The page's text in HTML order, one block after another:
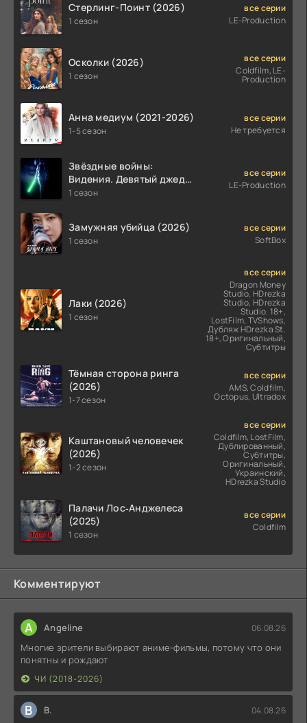
Стерлинг-Поинт (2026)
1 сезон
все серии
LE-Production
Осколки (2026)
1 сезон
все серии
Coldfilm, LE-
Production
Анна медиум (2021-2026)
1-5 сезон
все серии
Не требуется
Звёздные войны:
Видения. Девятый джедай
(2026)
1 сезон
все серии
LE-Production
Замужняя убийца (2026)
1 сезон
все серии
SoftBox
Лаки (2026)
1 сезон
все серии
Dragon Money
Studio, HDrezka
Studio, HDrezka
Studio. 18+,
LostFilm, TVShows,
Дубляж HDrezka St.
18+, Оригинальный,
Субтитры
Тёмная сторона ринга
(2026)
1-7 сезон
все серии
AMS, Coldfilm,
Octopus, Ultradox
Каштановый человечек
(2026)
1-2 сезон
все серии
Coldfilm, LostFilm,
Дублированный,
Субтитры,
Оригинальный,
Украинский,
HDrezka Studio
Палачи Лос‑Анджелеса
(2025)
1 сезон
все серии
Coldfilm
Комментируют
A Angeline 06.08.26
Многие зрители выбирают аниме-фильмы, потому что они
понятны и рождают
ЧИ (2018-2026)
В В. 04.08.26